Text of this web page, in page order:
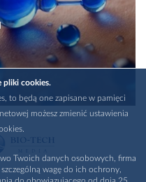
pliki cookies.
to będą one zapisane w pamięci
możesz zmienić ustawienia
Twoich danych osobowych, firma
wagę do ich ochrony,